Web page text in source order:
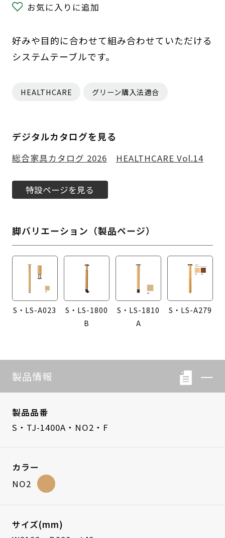
お気に入りに追加
好みや目的に合わせて組み合わせていただける
システムテーブルです。
HEALTHCARE グリーン購入法適合
デジタルカタログを見る
総合家具カタログ 2026 HEALTHCARE Vol.14
特設ページを見る
脚バリエーション（製品ページ）
S・LS-A023
S・LS-1800
B
S・LS-1810
A
S・LS-A279
製品情報
製品品番
S・TJ-1400A・NO2・F
カラー
NO2
サイズ(mm)